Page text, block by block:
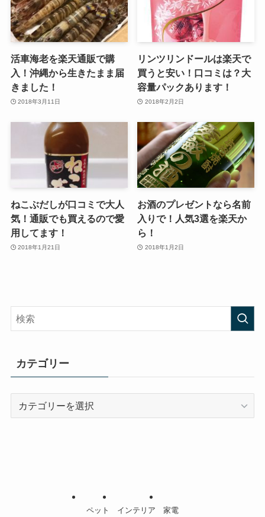
活車海老を楽天通販で購
入！沖縄から生きたまま届
きました！
2018年3月11日
リンツリンドールは楽天で
買うと安い！口コミは？大
容量パックあります！
2018年2月2日
ねこぶだしが口コミで大人
気！通販でも買えるので愛
用してます！
2018年1月21日
お酒のプレゼントなら名前
入りで！人気3選を楽天か
ら！
2018年1月2日
カテゴリー
ペット インテリア 家電